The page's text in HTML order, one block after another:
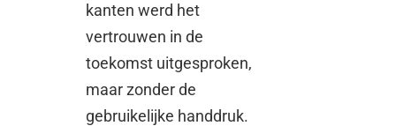
kanten werd het
vertrouwen in de
toekomst uitgesproken,
maar zonder de
gebruikelijke handdruk.